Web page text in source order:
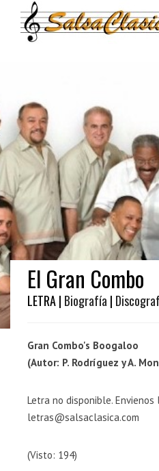
El Gran Combo
LETRA | Biografía |
Gran Combo's Boogaloo
(Autor: P. Rodríguez y A.
Letra no disponible.
letras@salsaclasica.com
(Visto: 194)